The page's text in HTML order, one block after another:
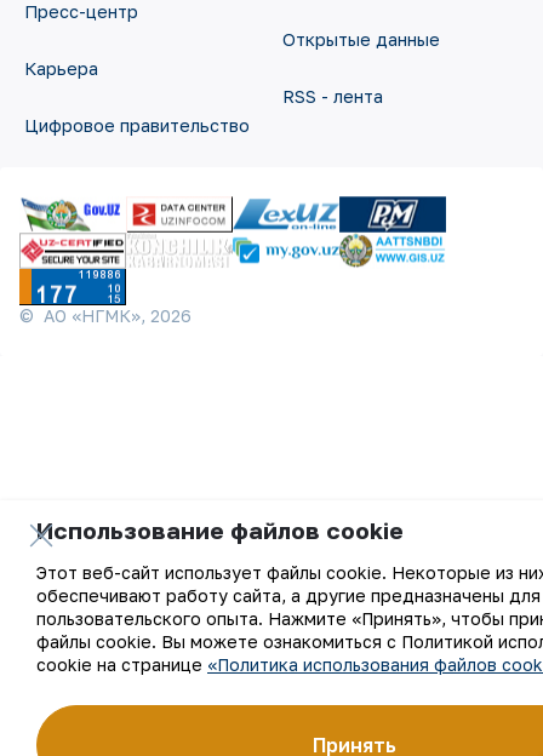
Пресс-центр
Карьера
Цифровое правительство
Открытые данные
RSS - лента
© АО «НГМК», 2026
Использование файлов cookie
Этот веб-сайт использует файлы cookie. Некоторые из
обеспечивают работу сайта, а другие предназначены
пользовательского опыта. Нажмите «Принять», чтобы
файлы cookie. Вы можете ознакомиться с Политикой
cookie на странице «Политика использования файлов
Принять